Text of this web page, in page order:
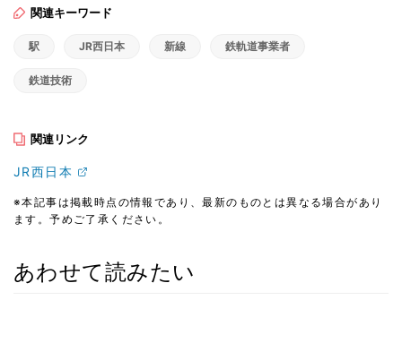
関連キーワード
駅 JR西日本 新線 鉄軌道事業者
鉄道技術
関連リンク
JR西日本
※本記事は掲載時点の情報であり、最新のものとは異なる場合があり
ます。予めご了承ください。
あわせて読みたい